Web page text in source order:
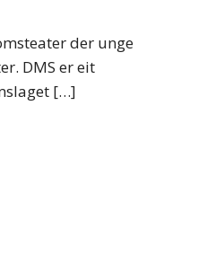
der unge
DMS er eit
[…]